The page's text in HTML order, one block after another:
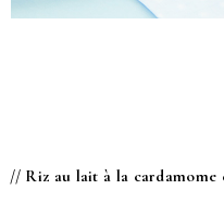
// Riz au lait à la